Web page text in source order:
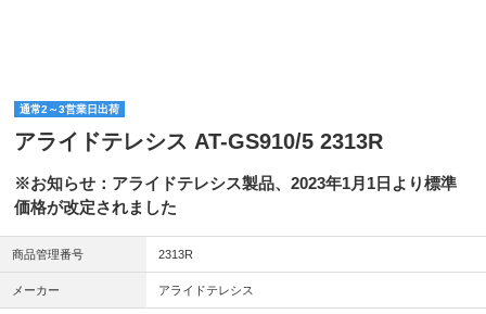
通常2～3営業日出荷
アライドテレシス AT-GS910/5 2313R
※お知らせ：アライドテレシス製品、2023年1月1日より標準
価格が改定されました
商品管理番号 2313R
メーカー アライドテレシス